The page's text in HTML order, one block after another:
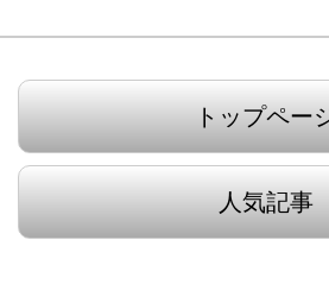
トップペー
人気記事